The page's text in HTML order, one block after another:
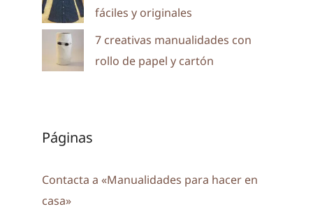
fáciles y originales
7 creativas manualidades con
rollo de papel y cartón
Páginas
Contacta a «Manualidades para hacer en
casa»